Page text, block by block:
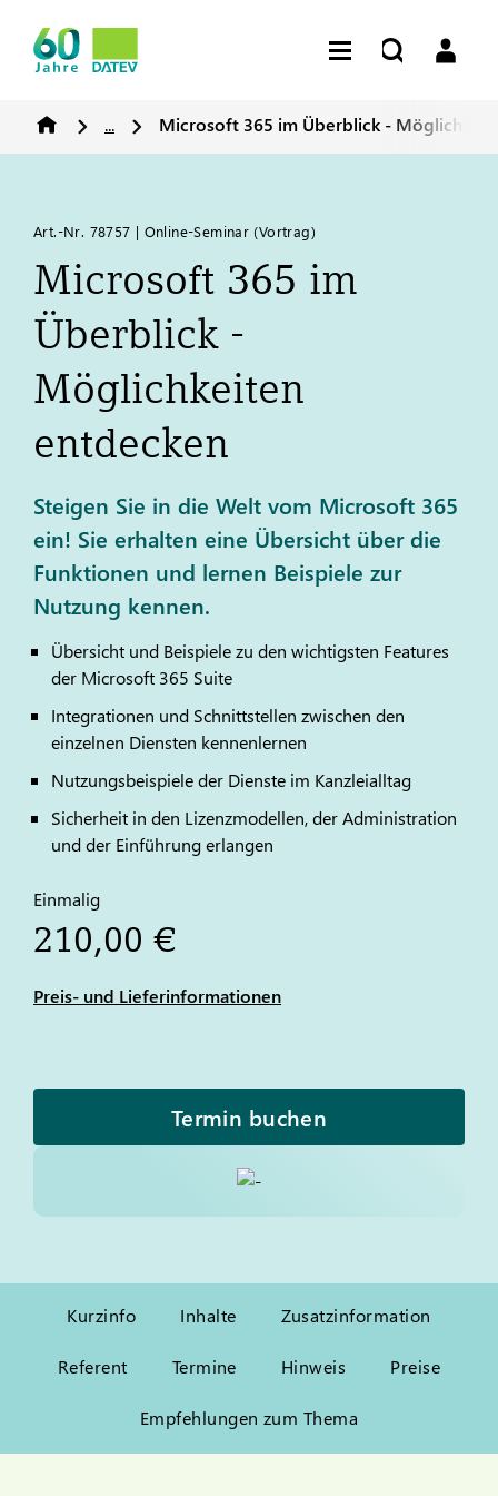
... Microsoft 365 im Überblick -
Art.-Nr. 78757 | Online-Seminar (Vortrag)​
Microsoft 365 im
Überblick -
Möglichkeiten
entdecken
Steigen Sie in die Welt vom Microsoft 365
ein! Sie erhalten eine Übersicht über die
Funktionen und lernen Beispiele zur
Nutzung kennen.
Übersicht und Beispiele zu den wichtigsten Features
der Microsoft 365 Suite
Integrationen und Schnittstellen zwischen den
einzelnen Diensten kennenlernen
Nutzungsbeispiele der Dienste im Kanzleialltag
Sicherheit in den Lizenzmodellen, der Administration
und der Einführung erlangen
Einmalig
210,00 €
Preis- und Lieferinformationen
Termin buchen
Kurzinfo Inhalte Zusatzinformation
Referent Termine Hinweis Preise
Empfehlungen zum Thema